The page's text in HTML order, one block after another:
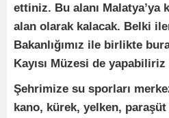
ettiniz. Bu alanı Malatya’ya
alan olarak kalacak. Belki
Bakanlığımız ile birlikte
Kayısı Müzesi de yapabiliriz
Şehrimize su sporları
kano, kürek, yelken,